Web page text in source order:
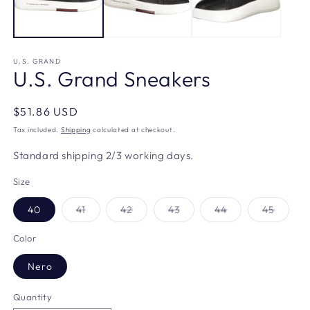
U.S. GRAND
U.S. Grand Sneakers
Regular
price
$51.86 USD
Tax included. Shipping calculated at checkout.
Standard shipping 2/3 working days.
Size
40 41Variant
sold
42Variant
sold
43Variant
sold
44Variant
sold
45
sold
Color
Nero
Quantity